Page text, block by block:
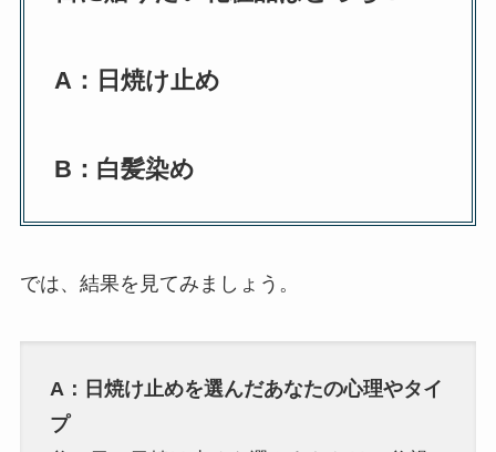
A：日焼け止め
B：白髪染め
では、結果を見てみましょう。
A：日焼け止めを選んだあなたの心理やタイ
プ